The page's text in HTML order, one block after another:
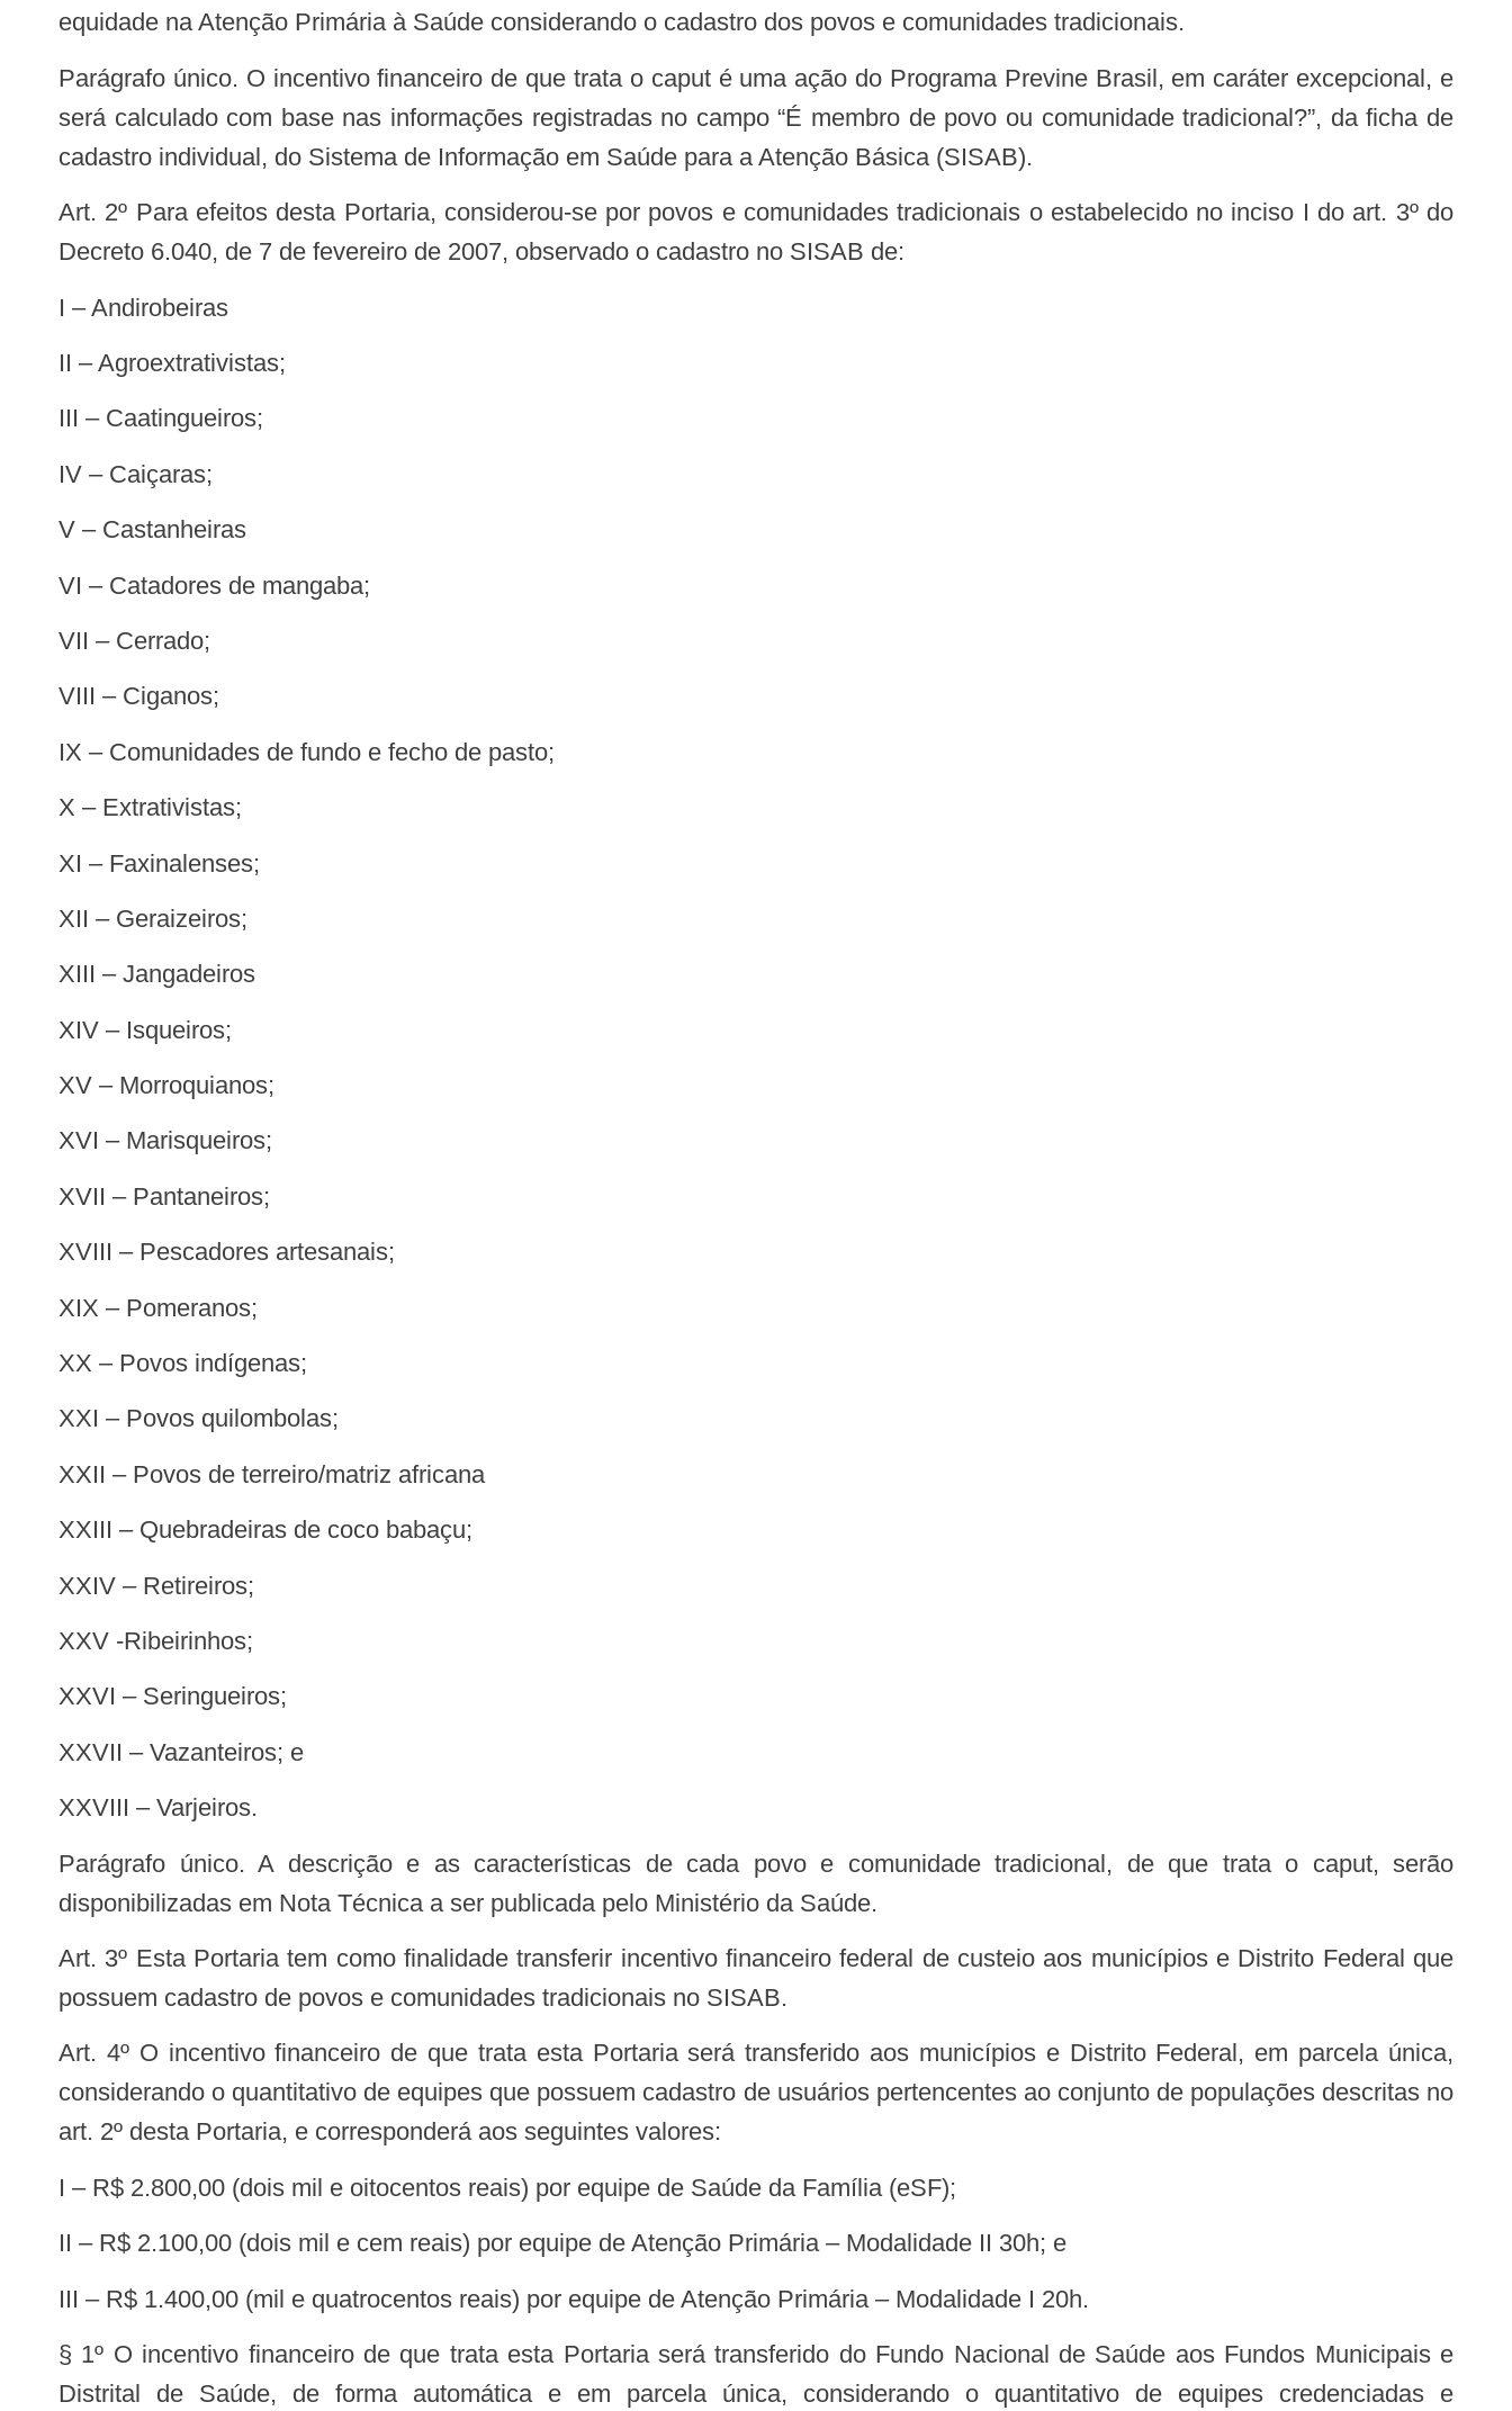
equidade na Atenção Primária à Saúde considerando o cadastro dos povos e comunidades tradicionais.
Parágrafo único. O incentivo financeiro de que trata o caput é uma ação do Programa Previne Brasil, em caráter excepcional, e
será calculado com base nas informações registradas no campo “É membro de povo ou comunidade tradicional?”, da ficha de
cadastro individual, do Sistema de Informação em Saúde para a Atenção Básica (SISAB).
Art. 2º Para efeitos desta Portaria, considerou-se por povos e comunidades tradicionais o estabelecido no inciso I do art. 3º do
Decreto 6.040, de 7 de fevereiro de 2007, observado o cadastro no SISAB de:
I – Andirobeiras
II – Agroextrativistas;
III – Caatingueiros;
IV – Caiçaras;
V – Castanheiras
VI – Catadores de mangaba;
VII – Cerrado;
VIII – Ciganos;
IX – Comunidades de fundo e fecho de pasto;
X – Extrativistas;
XI – Faxinalenses;
XII – Geraizeiros;
XIII – Jangadeiros
XIV – Isqueiros;
XV – Morroquianos;
XVI – Marisqueiros;
XVII – Pantaneiros;
XVIII – Pescadores artesanais;
XIX – Pomeranos;
XX – Povos indígenas;
XXI – Povos quilombolas;
XXII – Povos de terreiro/matriz africana
XXIII – Quebradeiras de coco babaçu;
XXIV – Retireiros;
XXV -Ribeirinhos;
XXVI – Seringueiros;
XXVII – Vazanteiros; e
XXVIII – Varjeiros.
Parágrafo único. A descrição e as características de cada povo e comunidade tradicional, de que trata o caput, serão
disponibilizadas em Nota Técnica a ser publicada pelo Ministério da Saúde.
Art. 3º Esta Portaria tem como finalidade transferir incentivo financeiro federal de custeio aos municípios e Distrito Federal que
possuem cadastro de povos e comunidades tradicionais no SISAB.
Art. 4º O incentivo financeiro de que trata esta Portaria será transferido aos municípios e Distrito Federal, em parcela única,
considerando o quantitativo de equipes que possuem cadastro de usuários pertencentes ao conjunto de populações descritas no
art. 2º desta Portaria, e corresponderá aos seguintes valores:
I – R$ 2.800,00 (dois mil e oitocentos reais) por equipe de Saúde da Família (eSF);
II – R$ 2.100,00 (dois mil e cem reais) por equipe de Atenção Primária – Modalidade II 30h; e
III – R$ 1.400,00 (mil e quatrocentos reais) por equipe de Atenção Primária – Modalidade I 20h.
§ 1º O incentivo financeiro de que trata esta Portaria será transferido do Fundo Nacional de Saúde aos Fundos Municipais e
Distrital de Saúde, de forma automática e em parcela única, considerando o quantitativo de equipes credenciadas e